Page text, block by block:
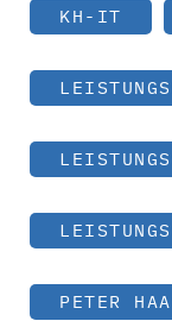
KH-IT
PETER